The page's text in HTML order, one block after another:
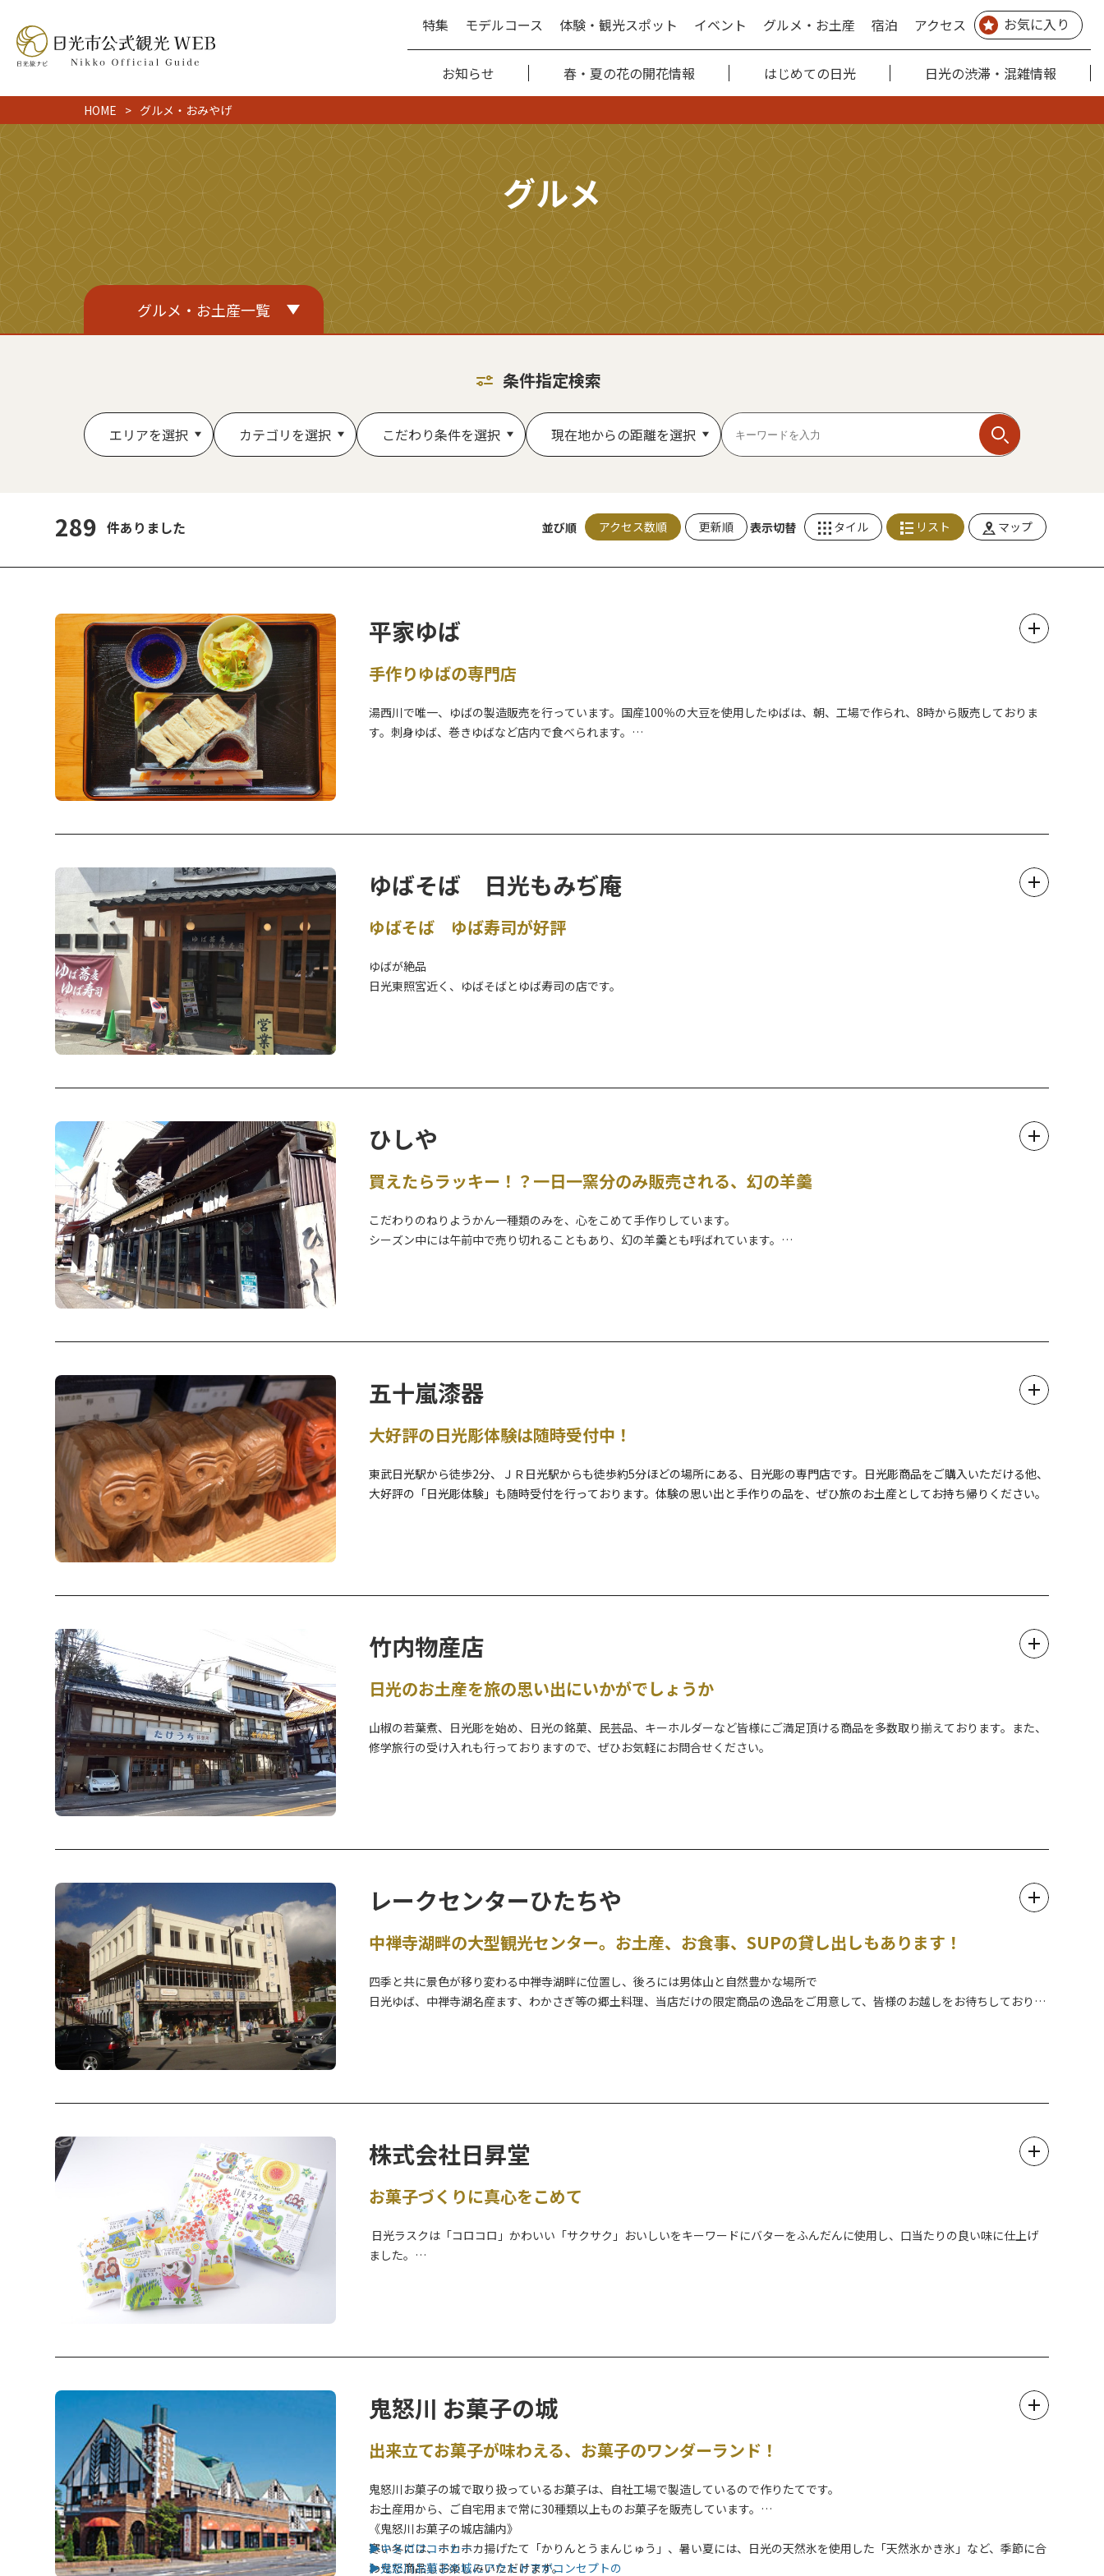
特集 モデルコース 体験・観光スポット イベント グルメ・お土産 宿泊 アクセス お気に入り
お知らせ 春・夏の花の開花情報 はじめての日光 日光の渋滞・混雑情報
HOME グルメ・おみやげ
グルメ
グルメ・お土産一覧
条件指定検索
エリアを選択 カテゴリを選択 こだわり条件を選択 現在地からの距離を選択
289 件ありました 並び順 アクセス数順 更新順 表示切替 タイル リスト マップ
平家ゆば
手作りゆばの専門店
湯西川で唯一、ゆばの製造販売を行っています。国産100％の大豆を使用したゆばは、朝、工場で作られ、8時から販売しておりま
す。刺身ゆば、巻きゆばなど店内で食べられます。
ゆばそば 日光もみぢ庵
ゆばそば ゆば寿司が好評
ゆばが絶品
日光東照宮近く、ゆばそばとゆば寿司の店です。
ひしや
買えたらラッキー！？一日一窯分のみ販売される、幻の羊羹
こだわりのねりようかん一種類のみを、心をこめて手作りしています。
シーズン中には午前中で売り切れることもあり、幻の羊羹とも呼ばれています。
五十嵐漆器
大好評の日光彫体験は随時受付中！
東武日光駅から徒歩2分、ＪＲ日光駅からも徒歩約5分ほどの場所にある、日光彫の専門店です。日光彫商品をご購入いただける他、
大好評の「日光彫体験」も随時受付を行っております。体験の思い出と手作りの品を、ぜひ旅のお土産としてお持ち帰りください。
竹内物産店
日光のお土産を旅の思い出にいかがでしょうか
山椒の若葉煮、日光彫を始め、日光の銘菓、民芸品、キーホルダーなど皆様にご満足頂ける商品を多数取り揃えております。また、
修学旅行の受け入れも行っておりますので、ぜひお気軽にお問合せください。
レークセンターひたちや
中禅寺湖畔の大型観光センター。お土産、お食事、SUPの貸し出しもあります！
四季と共に景色が移り変わる中禅寺湖畔に位置し、後ろには男体山と自然豊かな場所で
日光ゆば、中禅寺湖名産ます、わかさぎ等の郷土料理、当店だけの限定商品の逸品をご用意して、皆様のお越しをお待ちしておりま
株式会社日昇堂
お菓子づくりに真心をこめて
日光ラスクは「コロコロ」かわいい「サクサク」おいしいをキーワードにバターをふんだんに使用し、口当たりの良い味に仕上げ
ました。
鬼怒川 お菓子の城
出来立てお菓子が味わえる、お菓子のワンダーランド！
鬼怒川お菓子の城で取り扱っているお菓子は、自社工場で製造しているので作りたてです。
お土産用から、ご自宅用まで常に30種類以上ものお菓子を販売しています。
寒い冬には、ホカホカ揚げたて「かりんとうまんじゅう」、暑い夏には、日光の天然氷を使用した「天然氷かき氷」など、季節に合
わせた商品もお楽しみいただけます。
《鬼怒川お菓子の城店舗内》
▶キヌガワコーヒー
▶鬼怒川お菓子の城にアウトドアがコンセプトの